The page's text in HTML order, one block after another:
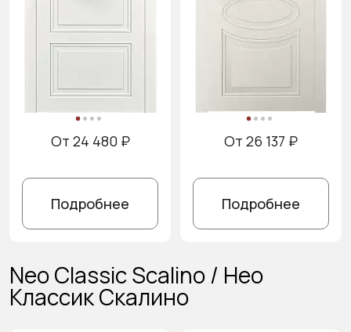
От 24 480 ₽
Подробнее
От 26 137 ₽
Подробнее
Neo Classic Scalino / Нео
Классик Скалино